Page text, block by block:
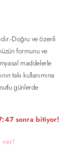
Doğru ve özenli
formunu ve
maddelerle
takı kullanımına
günlerde
sonra bitiyor!
ver!